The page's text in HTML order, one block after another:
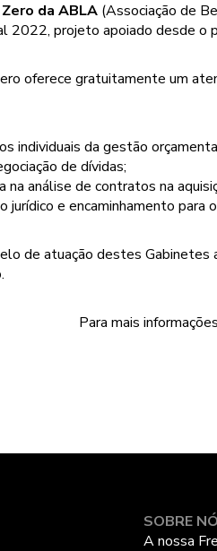
da ABLA(Associação de
2022, projeto apoiado desde o
oferece gratuitamente um
individuais da gestão
de dívidas;
na análise de contratos na
jurídico e encaminhamento para
de atuação destes Gabinetes
Para mais
SOBRE
A nossa